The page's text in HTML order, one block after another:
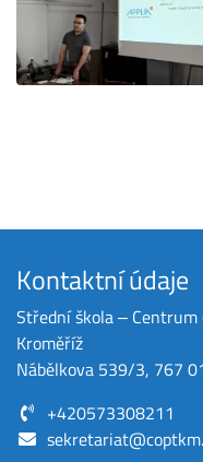
Kontaktní údaje
Střední škola ‒
Kroměříž
Nábělkova 539/3, 767
+420573308211